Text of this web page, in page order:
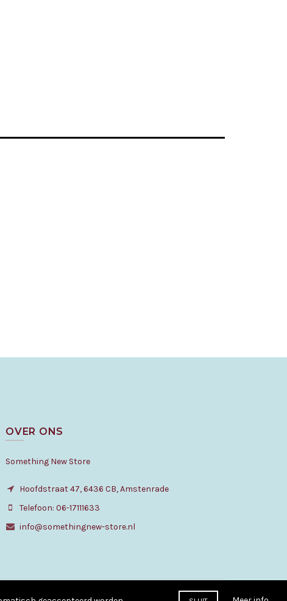
OVER ONS
Something New Store
Hoofdstraat 47, 6436 CB, Amstenrade
Telefoon: 06-17111633
info@somethingnew-store.nl